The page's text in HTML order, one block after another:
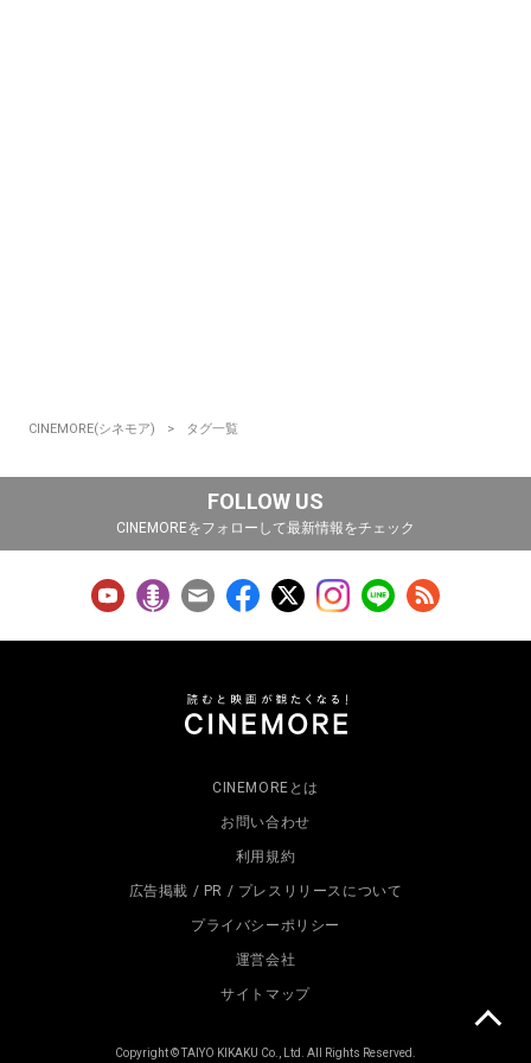
CINEMORE(シネモア) タグ一覧
FOLLOW US
CINEMOREをフォローして最新情報をチェック
CINEMOREとは
お問い合わせ
利用規約
広告掲載 / PR / プレスリリースについて
プライバシーポリシー
運営会社
サイトマップ
Copyright © TAIYO KIKAKU Co., Ltd. All Rights Reserved.